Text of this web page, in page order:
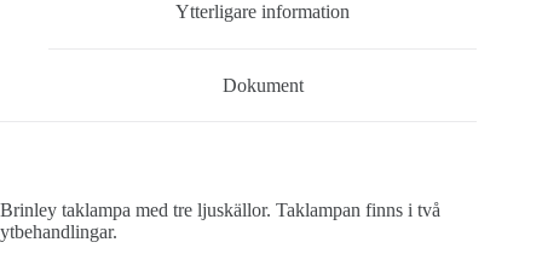
Ytterligare information
Dokument
Brinley taklampa med tre ljuskällor. Taklampan finns i två
ytbehandlingar.